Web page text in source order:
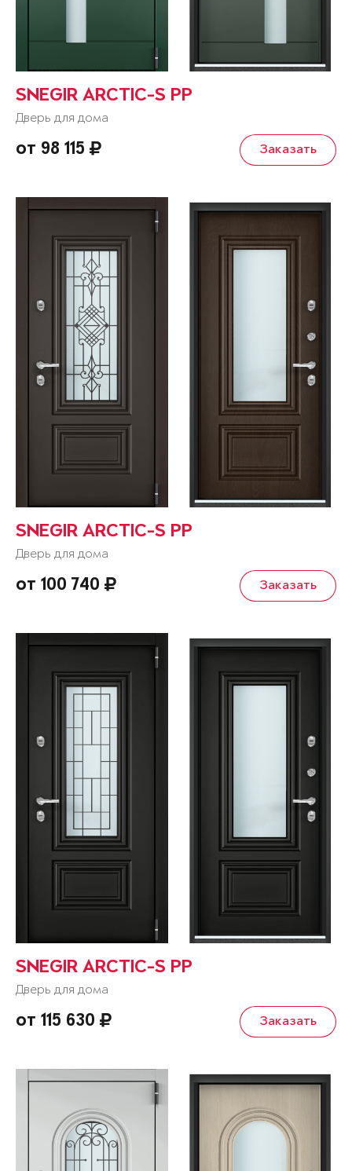
SNEGIR ARCTIC-S PP
Дверь для дома
от 98 115 Заказать
SNEGIR ARCTIC-S PP
Дверь для дома
от 100 740 Заказать
SNEGIR ARCTIC-S PP
Дверь для дома
от 115 630 Заказать